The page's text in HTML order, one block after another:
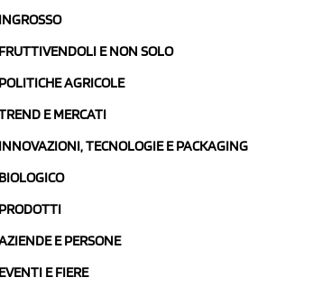
INGROSSO
FRUTTIVENDOLI E NON SOLO
POLITICHE AGRICOLE
E MERCATI
INNOVAZIONI, TECNOLOGIE E PACKAGING
BIOLOGICO
PRODOTTI
E PERSONE
EVENTI E FIERE